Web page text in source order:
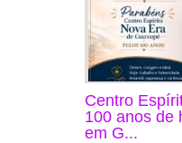
Centro
100 anos de
em G...